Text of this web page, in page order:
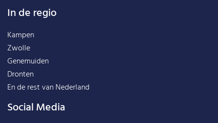
In de regio
Kampen
Zwolle
Genemuiden
Dronten
En de rest vanNederland
Social Media